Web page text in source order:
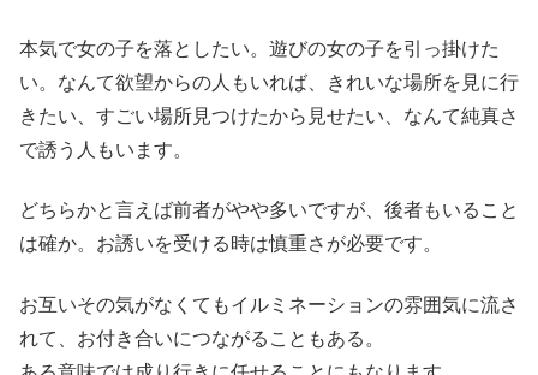
本気で女の子を落としたい。遊びの女の子を引っ掛けた
い。なんて欲望からの人もいれば、きれいな場所を見に行
きたい、すごい場所見つけたから見せたい、なんて純真さ
で誘う人もいます。
どちらかと言えば前者がやや多いですが、後者もいること
は確か。お誘いを受ける時は慎重さが必要です。
お互いその気がなくてもイルミネーションの雰囲気に流さ
れて、お付き合いにつながることもある。